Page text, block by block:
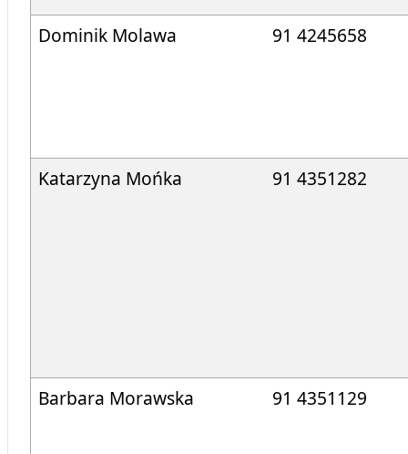
Dominik Molawa 91 4245658
Katarzyna Mońka 91 4351282
Barbara Morawska 91 4351129